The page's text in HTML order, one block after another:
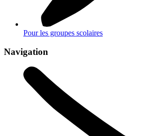
Pour les groupes scolaires
Navigation